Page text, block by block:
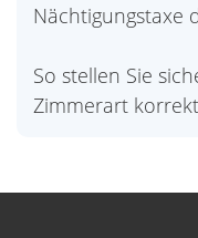
Nächtigungstaxe
So stellen Sie
Zimmerart